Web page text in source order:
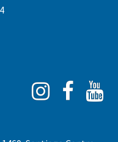
Instagram
Facebook
Tube